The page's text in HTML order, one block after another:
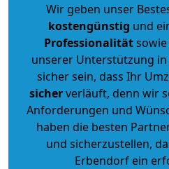
Wir geben unser
kostengünstig und
Professionalität
unserer Unterstützung
sicher sein, dass Ihr
sicherverläuft, denn wir
Anforderungen und
haben die besten
und sicherzustellen,
Erbendorf ein